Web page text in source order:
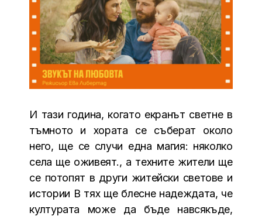
И тази година, когато екранът светне в
тъмното и хората се съберат около
него, ще се случи една магия: няколко
села ще оживеят., а техните жители ще
се потопят в други житейски светове и
истории В тях ще блесне надеждата, че
културата може да бъде навсякъде,